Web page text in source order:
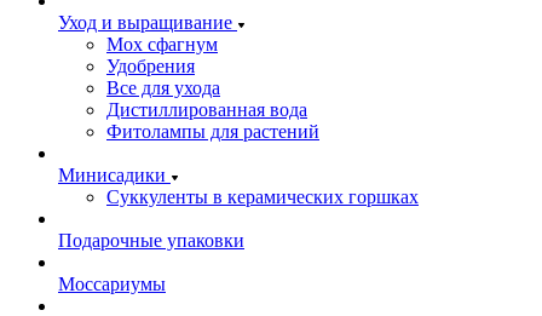
Уход и выращивание
Мох сфагнум
Удобрения
Все для ухода
Дистиллированная вода
Фитолампы для растений
Минисадики
Суккуленты в керамических горшках
Подарочные упаковки
Моссариумы